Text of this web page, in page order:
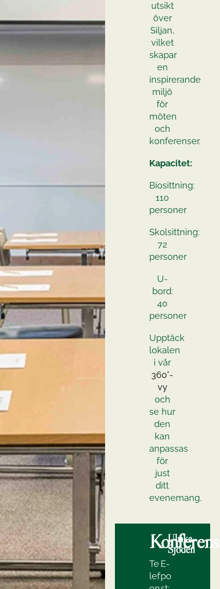
utsikt
över
Siljan,
vilket
skapar
en
inspirerande
miljö
för
möten
och
konferenser.
Kapacitet:
Biosittning:
110
personer
Skolsittning:
72
personer
U-
bord:
40
personer
Upptäck
lokalen
i vår
360°-
vy
och
se hur
den
kan
anpassas
för
just
ditt
evenemang.
Ulrika
Sjödén
Te
lef
E-
po